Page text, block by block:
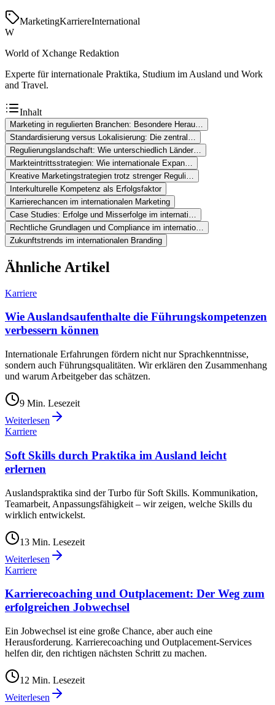
MarketingKarriereInternational
W
World of Xchange Redaktion
Experte für internationale Praktika, Studium im Ausland und Work
and Travel.
Inhalt
Marketing in regulierten Branchen: Besondere Herau…
Standardisierung versus Lokalisierung: Die zentral…
Regulierungslandschaft: Wie unterschiedlich Länder…
Markteintrittsstrategien: Wie internationale Expan…
Kreative Marketingstrategien trotz strenger Reguli…
Interkulturelle Kompetenz als Erfolgsfaktor
Karrierechancen im internationalen Marketing
Case Studies: Erfolge und Misserfolge im internati…
Rechtliche Grundlagen und Compliance im internatio…
Zukunftstrends im internationalen Branding
Ähnliche Artikel
Karriere
Wie Auslandsaufenthalte die Führungskompetenzen
verbessern können
Internationale Erfahrungen fördern nicht nur Sprachkenntnisse,
sondern auch Führungsqualitäten. Wir erklären den Zusammenhang
und warum Arbeitgeber das schätzen.
9 Min. Lesezeit
Weiterlesen
Karriere
Soft Skills durch Praktika im Ausland leicht
erlernen
Auslandspraktika sind der Turbo für Soft Skills. Kommunikation,
Teamarbeit, Anpassungsfähigkeit – wir zeigen, welche Skills du
wirklich entwickelst.
13 Min. Lesezeit
Weiterlesen
Karriere
Karrierecoaching und Outplacement: Der Weg zum
erfolgreichen Jobwechsel
Ein Jobwechsel ist eine große Chance, aber auch eine
Herausforderung. Karrierecoaching und Outplacement-Services
helfen dir, den richtigen nächsten Schritt zu machen.
12 Min. Lesezeit
Weiterlesen